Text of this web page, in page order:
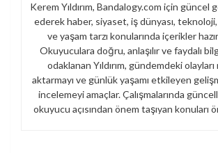
Kerem Yıldırım, Bandalogy.com için güncel
ederek haber, siyaset, iş dünyası,
ve yaşam tarzı konularında içerikler
Okuyuculara doğru, anlaşılır ve faydalı
odaklanan Yıldırım, gündemdeki
aktarmayı ve günlük yaşamı etkileyen
incelemeyi amaçlar. Çalışmalarında
okuyucu açısından önem taşıyan konuları